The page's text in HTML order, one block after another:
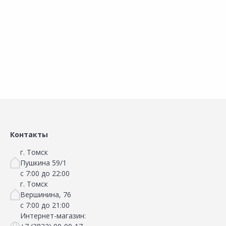
Контакты
г. Томск
Пушкина 59/1
с 7:00 до 22:00
г. Томск
Вершинина, 76
с 7:00 до 21:00
Интернет-магазин: